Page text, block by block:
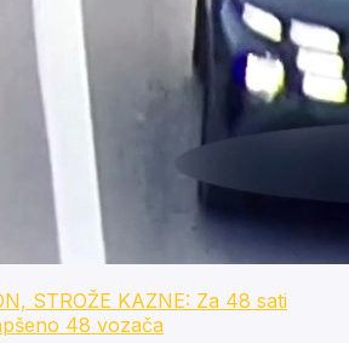
STROŽE KAZNE: Za 48 sati
48 vozača